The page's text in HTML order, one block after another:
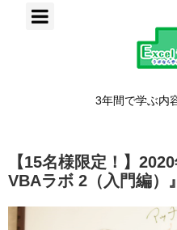
3年間で学ぶ内
【15名様限定！】
VBAラボ 2（入門編）